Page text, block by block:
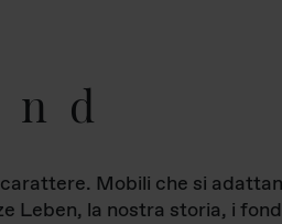
Mobili che si
Leben, la nostra storia, i